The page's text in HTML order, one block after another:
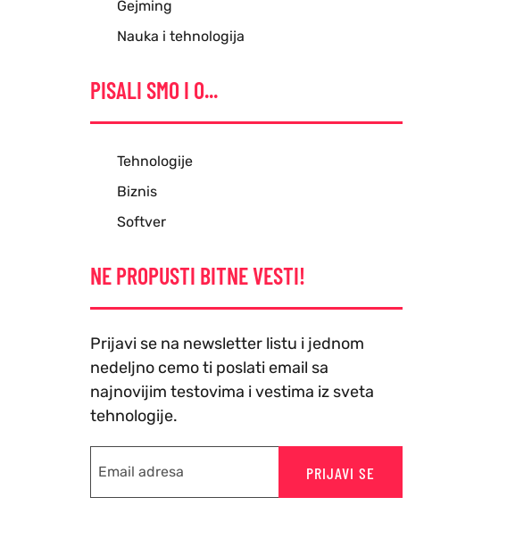
Gejming
Nauka i tehnologija
PISALI SMO I O...
Tehnologije
Biznis
Softver
NE PROPUSTI BITNE VESTI!
Prijavi se na newsletter listu i jednom
nedeljno cemo ti poslati email sa
najnovijim testovima i vestima iz sveta
tehnologije.
PRIJAVI SE